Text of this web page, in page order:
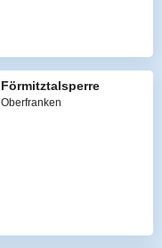
Förmitztalsperre
Oberfranken